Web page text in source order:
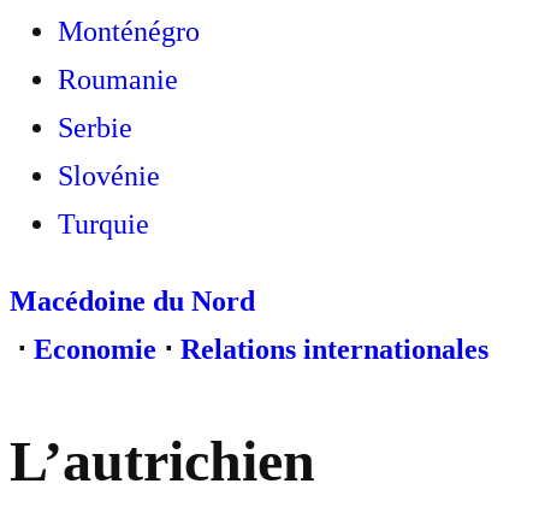
Monténégro
Roumanie
Serbie
Slovénie
Turquie
Macédoine du Nord
⋅ Economie ⋅ Relations internationales
L’autrichien